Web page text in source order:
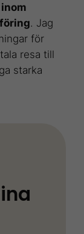
. Jag
för
resa till
starka